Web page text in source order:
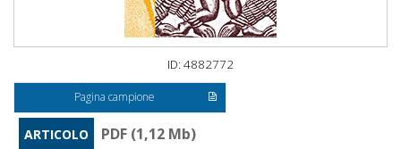
ID: 4882772
Pagina campione
ARTICOLO
PDF (1,12 Mb)